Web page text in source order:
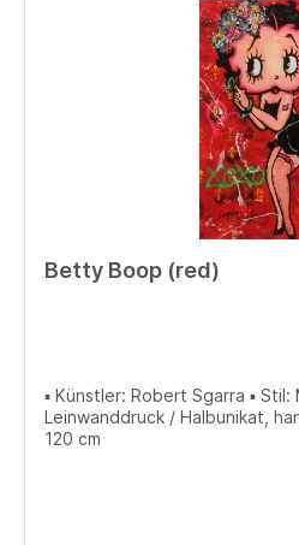
Betty Boop (red)
▪ Künstler: Robert Sgarra ▪
Leinwanddruck / Halbunikat,
120 cm